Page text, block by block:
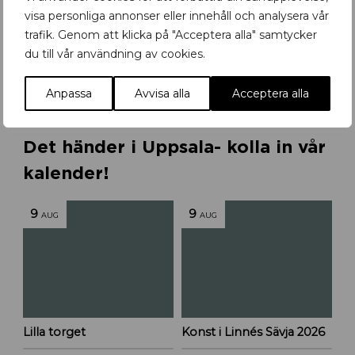
visa personliga annonser eller innehåll och analysera vår
trafik. Genom att klicka på "Acceptera alla" samtycker
du till vår användning av cookies.
Anpassa Avvisa alla Acceptera alla
R
e
b
l
r
t
Retromöbler till city
Det händer i Uppsala- kolla in vår
kalender!
9 AUG
Lilla torget
9 AUG
Konst i Linnés Sävja 2026